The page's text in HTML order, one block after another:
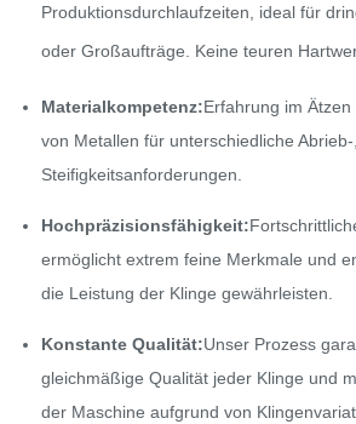
Produktionsdurchlaufzeiten, ideal für
oder Großaufträge. Keine teuren
Materialkompetenz:Erfahrung im
von Metallen für unterschiedliche
Steifigkeitsanforderungen.
Hochpräzisionsfähigkeit:
ermöglicht extrem feine Merkmale und
die Leistung der Klinge gewährleisten.
Konstante Qualität:Unser Prozess
gleichmäßige Qualität jeder Klinge und
der Maschine aufgrund von